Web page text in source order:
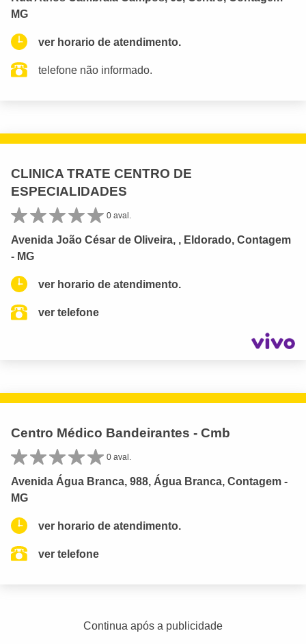
MG
ver horario de atendimento.
telefone não informado.
CLINICA TRATE CENTRO DE
ESPECIALIDADES
0 aval.
Avenida João César de Oliveira, , Eldorado, Contagem
- MG
ver horario de atendimento.
ver telefone
Centro Médico Bandeirantes - Cmb
0 aval.
Avenida Água Branca, 988, Água Branca, Contagem -
MG
ver horario de atendimento.
ver telefone
Continua após a publicidade